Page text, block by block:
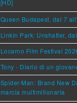
[HD]
Queen Budapest, dal 7
Linkin Park: Unshatter,
Locarno Film Festival
Tony - Diario di un
Spider-Man: Brand New
marcia multimilionaria